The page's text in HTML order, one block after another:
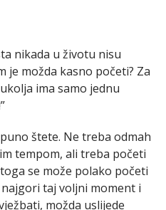
nikada u životu nisu
je možda kasno početi? Za
ima samo jednu
štete. Ne treba odmah
tempom, ali treba početi
se može polako početi
taj voljni moment i
možda uslijede